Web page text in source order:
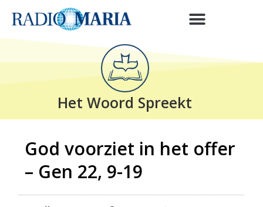
Het Woord Spreekt
God voorziet in het offer
– Gen 22, 9-19